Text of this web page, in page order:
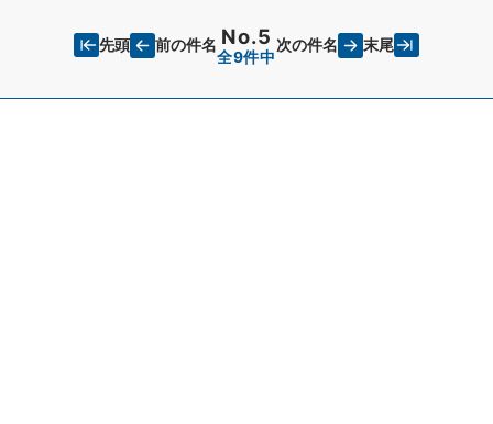
先頭 前の件名 No.5
全9件中
次の件名 末尾